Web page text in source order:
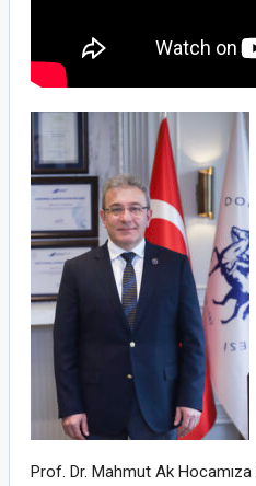
Prof. Dr. Mahmut Ak